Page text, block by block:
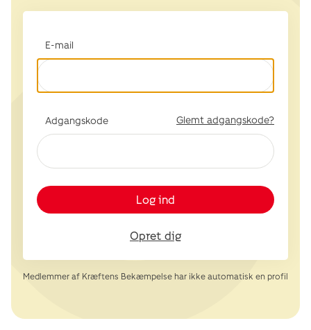
E-mail
Adgangskode Glemt adgangskode?
Log ind
Opret dig
Medlemmer af Kræftens Bekæmpelse har ikke automatisk en profil